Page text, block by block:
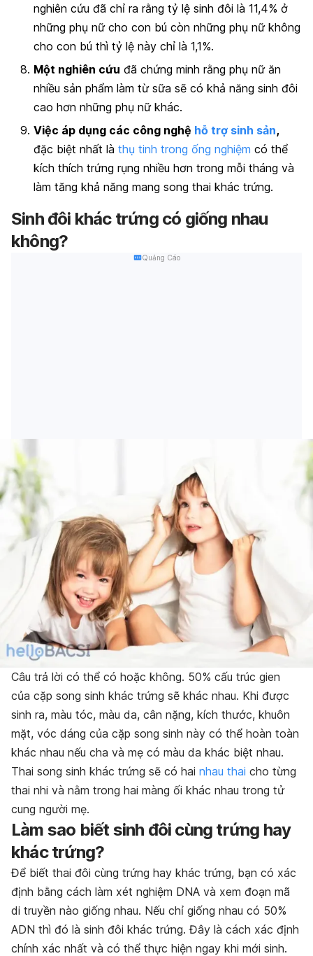
nghiên cứu đã chỉ ra rằng tỷ lệ sinh đôi là 11,4% ở
những phụ nữ cho con bú còn những phụ nữ không
cho con bú thì tỷ lệ này chỉ là 1,1%.
Một nghiên cứu đã chứng minh rằng phụ nữ ăn
nhiều sản phẩm làm từ sữa sẽ có khả năng sinh đôi
cao hơn những phụ nữ khác.
Việc áp dụng các công nghệ hỗ trợ sinh sản,
đặc biệt nhất là thụ tinh trong ống nghiệm có thể
kích thích trứng rụng nhiều hơn trong mỗi tháng và
làm tăng khả năng mang song thai khác trứng.
Sinh đôi khác trứng có giống nhau
không?
Quảng Cáo
Câu trả lời có thể có hoặc không. 50% cấu trúc gien
của cặp song sinh khác trứng sẽ khác nhau. Khi được
sinh ra, màu tóc, màu da, cân nặng, kích thước, khuôn
mặt, vóc dáng của cặp song sinh này có thể hoàn toàn
khác nhau nếu cha và mẹ có màu da khác biệt nhau.
Thai song sinh khác trứng sẽ có hai nhau thai cho từng
thai nhi và nằm trong hai màng ối khác nhau trong tử
cung người mẹ.
Làm sao biết sinh đôi cùng trứng hay
khác trứng?
Để biết thai đôi cùng trứng hay khác trứng, bạn có xác
định bằng cách làm xét nghiệm DNA và xem đoạn mã
di truyền nào giống nhau. Nếu chỉ giống nhau có 50%
ADN thì đó là sinh đôi khác trứng. Đây là cách xác định
chính xác nhất và có thể thực hiện ngay khi mới sinh.